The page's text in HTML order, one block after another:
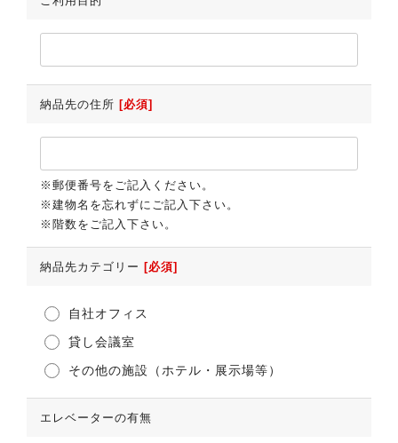
納品先の住所 [必須]
※郵便番号をご記入ください。
※建物名を忘れずにご記入下さい。
※階数をご記入下さい。
納品先カテゴリー [必須]
自社オフィス
貸し会議室
その他の施設（ホテル・展示場等）
エレベーターの有無